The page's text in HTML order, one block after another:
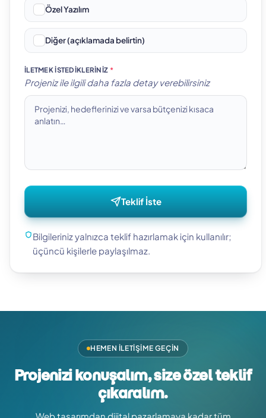
Özel Yazılım
Diğer (açıklamada belirtin)
İLETMEK İSTEDIKLERINIZ *
Projeniz ile ilgili daha fazla detay verebilirsiniz
Teklif İste
Bilgileriniz yalnızca teklif hazırlamak için kullanılır;
üçüncü kişilerle paylaşılmaz.
HEMEN İLETIŞIME GEÇIN
Projenizi konuşalım, size özel teklif
çıkaralım.